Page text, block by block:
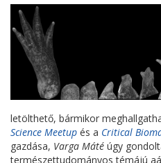
letölthető, bármikor
Science Meetup és a Critical
gazdása, Varga Máté úgy
természettudományos témájú